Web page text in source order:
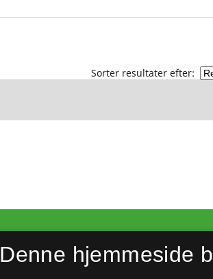
Sorter resultater efter:
Denne hjemmeside